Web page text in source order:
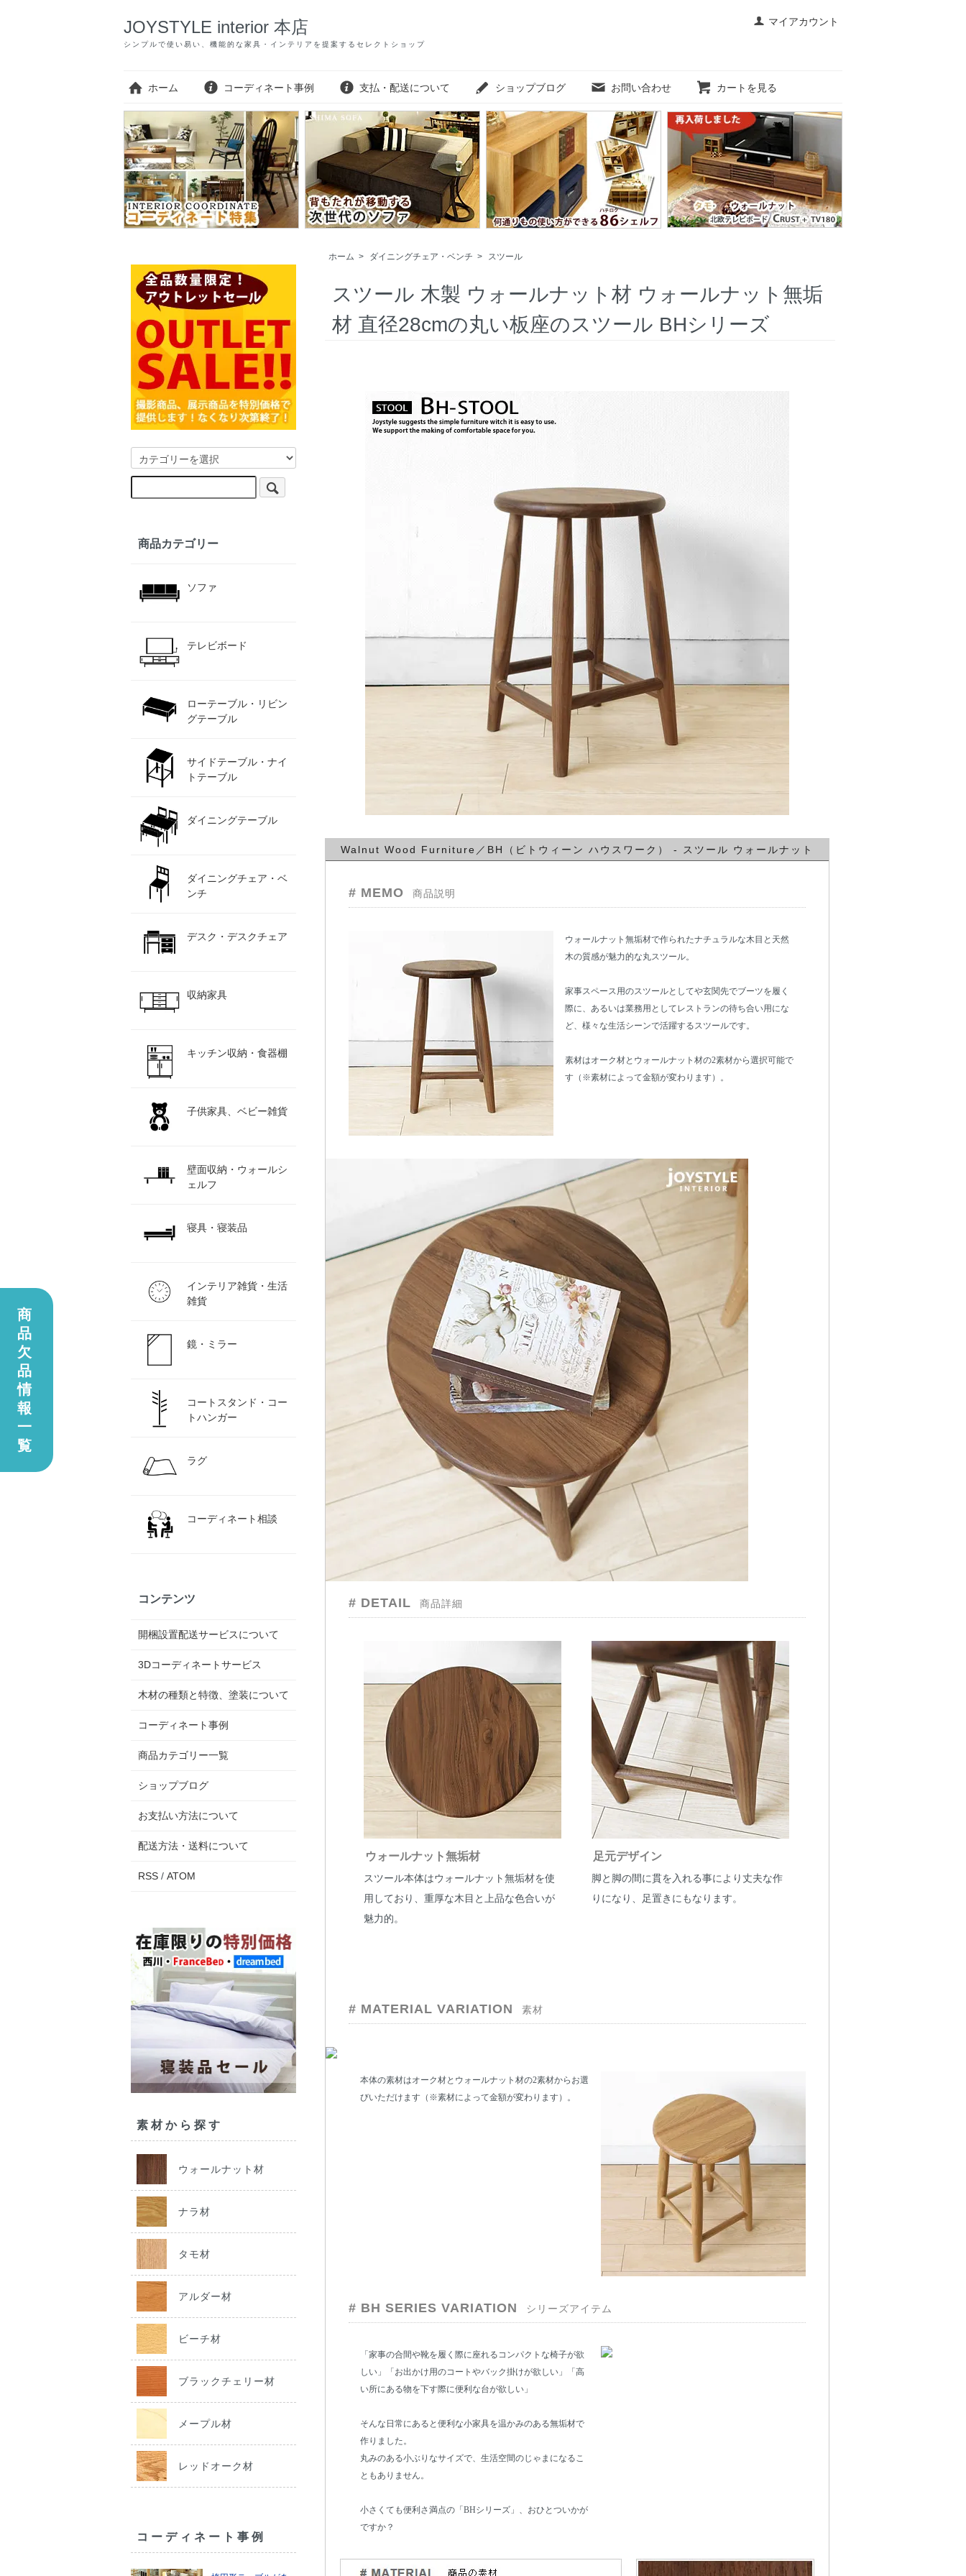
マイアカウント
JOYSTYLE interior 本店
シンプルで使い易い、機能的な家具・インテリアを提案するセレクトショップ
ホーム コーディネート事例 支払・配送について ショップブログ お問い合わせ カートを見る
ホーム > ダイニングチェア・ベンチ > スツール
スツール 木製 ウォールナット材 ウォールナット無垢
材 直径28cmの丸い板座のスツール BHシリーズ
Walnut Wood Furniture／BH（ビトウィーン ハウスワーク） - スツール ウォールナット
# MEMO 商品説明
ウォールナット無垢材で作られたナチュラルな木目と天然
木の質感が魅力的な丸スツール。
家事スペース用のスツールとしてや玄関先でブーツを履く
際に、あるいは業務用としてレストランの待ち合い用にな
ど、様々な生活シーンで活躍するスツールです。
素材はオーク材とウォールナット材の2素材から選択可能で
す（※素材によって金額が変わります）。
# DETAIL 商品詳細
ウォールナット無垢材
スツール本体はウォールナット無垢材を使
用しており、重厚な木目と上品な色合いが
魅力的。
足元デザイン
脚と脚の間に貫を入れる事により丈夫な作
りになり、足置きにもなります。
# MATERIAL VARIATION 素材
本体の素材はオーク材とウォールナット材の2素材からお選
びいただけます（※素材によって金額が変わります）。
# BH SERIES VARIATION シリーズアイテム
「家事の合間や靴を履く際に座れるコンパクトな椅子が欲
しい」「お出かけ用のコートやバック掛けが欲しい」「高
い所にある物を下す際に便利な台が欲しい」
そんな日常にあると便利な小家具を温かみのある無垢材で
作りました。
丸みのある小ぶりなサイズで、生活空間のじゃまになるこ
ともありません。
小さくても便利さ満点の「BHシリーズ」、おひとついかが
ですか？
商品カテゴリー
ソファ
テレビボード
ローテーブル・リビン
グテーブル
サイドテーブル・ナイ
トテーブル
ダイニングテーブル
ダイニングチェア・ベ
ンチ
デスク・デスクチェア
収納家具
キッチン収納・食器棚
子供家具、ベビー雑貨
壁面収納・ウォールシ
ェルフ
寝具・寝装品
インテリア雑貨・生活
雑貨
鏡・ミラー
コートスタンド・コー
トハンガー
ラグ
コーディネート相談
コンテンツ
開梱設置配送サービスについて
3Dコーディネートサービス
木材の種類と特徴、塗装について
コーディネート事例
商品カテゴリー一覧
ショップブログ
お支払い方法について
配送方法・送料について
RSS / ATOM
素材から探す
ウォールナット材
ナラ材
タモ材
アルダー材
ビーチ材
ブラックチェリー材
メープル材
レッドオーク材
コーディネート事例
商
品
欠
品
情
報
一
覧